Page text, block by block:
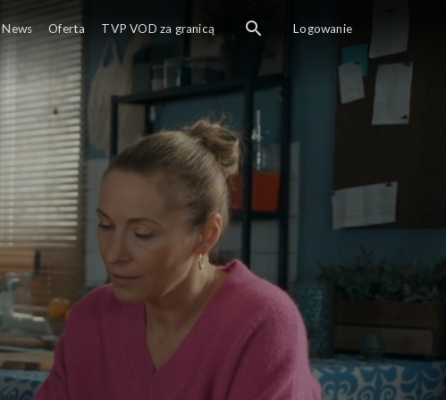
News Oferta TVP VOD za granicą Logowanie